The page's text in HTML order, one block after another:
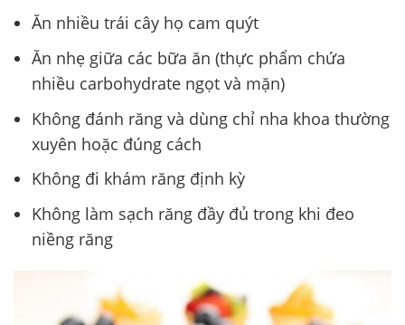
Ăn nhiều trái cây họ cam quýt
Ăn nhẹ giữa các bữa ăn (thực phẩm chứa
nhiều carbohydrate ngọt và mặn)
Không đánh răng và dùng chỉ nha khoa thường
xuyên hoặc đúng cách
Không đi khám răng định kỳ
Không làm sạch răng đầy đủ trong khi đeo
niềng răng